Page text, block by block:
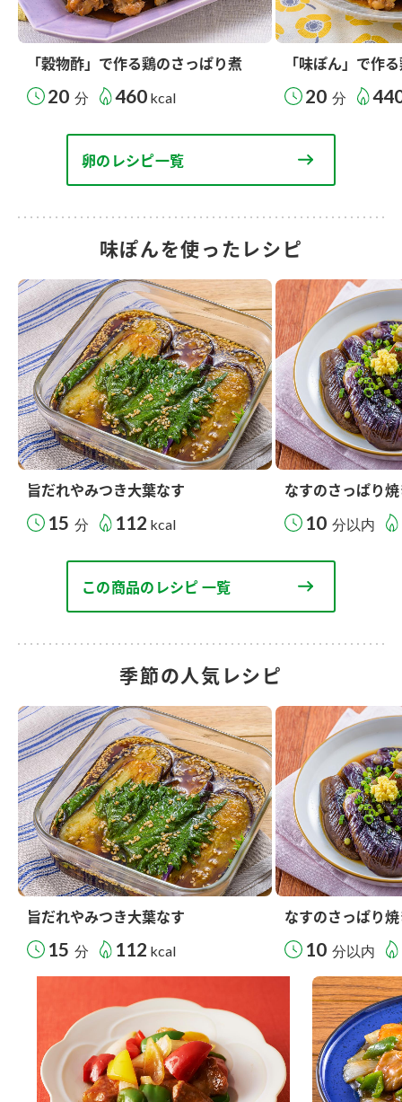
「穀物酢」で作る鶏のさっぱり煮
20 分 460 kcal
「味ぽん」で作
20 分
卵のレシピ一覧
味ぽんを使ったレシピ
旨だれやみつき大葉なす
15 分 112 kcal
なすのさっぱり
10 分以内
この商品のレシピ 一覧
季節の人気レシピ
旨だれやみつき大葉なす
15 分 112 kcal
なすのさっぱり
10 分以内